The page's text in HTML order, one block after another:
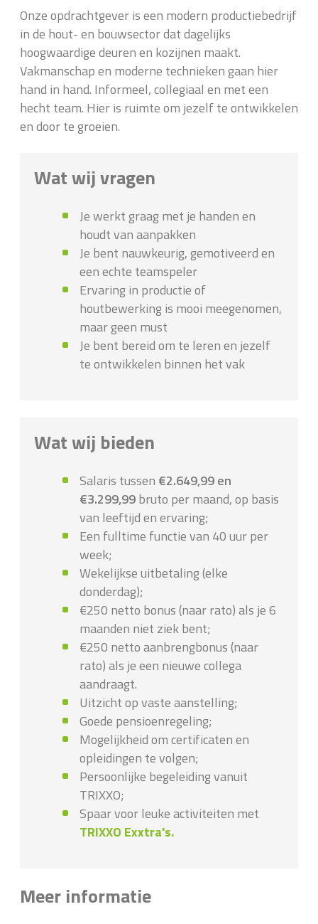
Onze opdrachtgever is een modern productiebedrijf
in de hout- en bouwsector dat dagelijks
hoogwaardige deuren en kozijnen maakt.
Vakmanschap en moderne technieken gaan hier
hand in hand. Informeel, collegiaal en met een
hecht team. Hier is ruimte om jezelf te ontwikkelen
en door te groeien.
Wat wij vragen
Je werkt graag met je handen en
houdt van aanpakken
Je bent nauwkeurig, gemotiveerd en
een echte teamspeler
Ervaring in productie of
houtbewerking is mooi meegenomen,
maar geen must
Je bent bereid om te leren en jezelf
te ontwikkelen binnen het vak
Wat wij bieden
Salaris tussen €2.649,99 en
€3.299,99bruto per maand, op basis
van leeftijd en ervaring;
Een fulltime functie van 40 uur per
week;
Wekelijkse uitbetaling (elke
donderdag);
€250 netto bonus (naar rato) als je 6
maanden niet ziek bent;
€250 netto aanbrengbonus (naar
rato) als je een nieuwe collega
aandraagt.
Uitzicht op vaste aanstelling;
Goede pensioenregeling;
Mogelijkheid om certificaten en
opleidingen te volgen;
Persoonlijke begeleiding vanuit
TRIXXO;
Spaar voor leuke activiteiten met
TRIXXO Exxtra's.
Meer informatie